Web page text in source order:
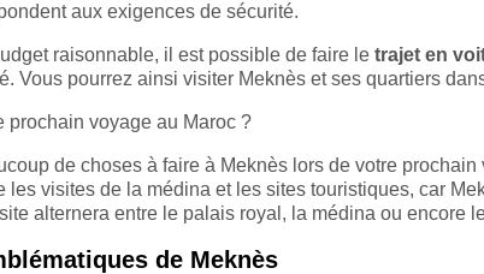
aux exigences de sécurité.
raisonnable, il est possible de faire le trajet en
Vous pourrez ainsi visiter Meknès et ses quartiers
prochain voyage au Maroc ?
de choses à faire à Meknès lors de votre
les visites de la médina et les sites touristiques, car
alternera entre le palais royal, la médina ou encore
de Meknès